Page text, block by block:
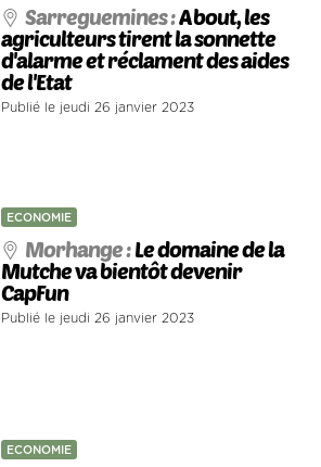
Sarreguemines :A bout, les
agriculteurs tirent la sonnette
d'alarme et réclament des aides
de l'Etat
Publié le jeudi 26 janvier 2023
ECONOMIE
Morhange :Le domaine de la
Mutche va bientôt devenir
CapFun
Publié le jeudi 26 janvier 2023
ECONOMIE